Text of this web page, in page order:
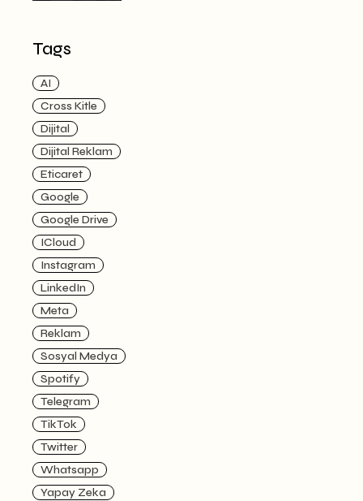
Tags
AI
Cross Kitle
Dijital
Dijital Reklam
Eticaret
Google
Google Drive
ICloud
Instagram
LinkedIn
Meta
Reklam
Sosyal Medya
Spotify
Telegram
TikTok
Twitter
Whatsapp
Yapay Zeka